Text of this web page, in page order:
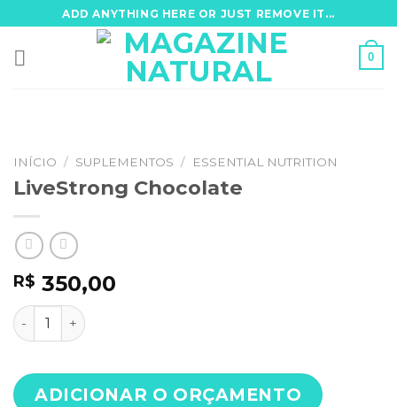
to
content
ADD ANYTHING HERE OR JUST REMOVE IT...
0
INÍCIO / SUPLEMENTOS / ESSENTIAL NUTRITION
LiveStrong Chocolate
R$ 350,00
LiveStrong Chocolate quantidade
ADICIONAR O ORÇAMENTO